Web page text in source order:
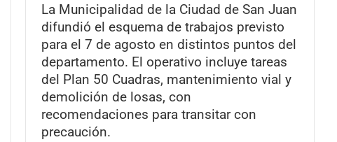
La Municipalidad de la Ciudad de San Juan
difundió el esquema de trabajos previsto
para el 7 de agosto en distintos puntos del
departamento. El operativo incluye tareas
del Plan 50 Cuadras, mantenimiento vial y
demolición de losas, con
recomendaciones para transitar con
precaución.